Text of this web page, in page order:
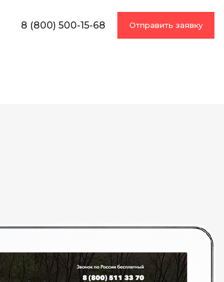
8 (800) 500-15-68 Отправить заявку